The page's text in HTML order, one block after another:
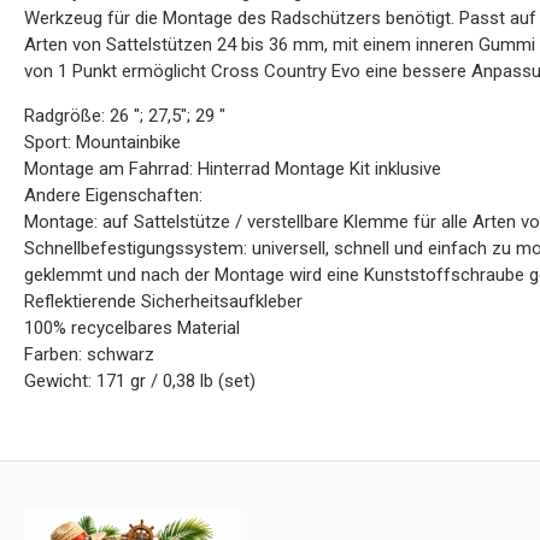
Werkzeug für die Montage des Radschützers benötigt. Passt
Arten von Sattelstützen 24 bis 36 mm, mit einem inneren
von 1 Punkt ermöglicht Cross Country Evo eine bessere
Radgröße: 26 "; 27,5"; 29 "
Sport: Mountainbike
Montage am Fahrrad: Hinterrad Montage Kit inklusive
Andere Eigenschaften:
Montage: auf Sattelstütze / verstellbare Klemme für alle Arten
Schnellbefestigungssystem: universell, schnell und einfach zu
geklemmt und nach der Montage wird eine Kunststoffschraube
Reflektierende Sicherheitsaufkleber
100% recycelbares Material
Farben: schwarz
Gewicht: 171 gr / 0,38 lb (set)